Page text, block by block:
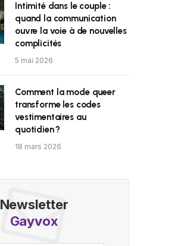
Intimité dans le couple :
quand la communication
ouvre la voie à de nouvelles
complicités
5 mai 2026
Comment la mode queer
transforme les codes
vestimentaires au
quotidien ?
18 mars 2026
Newsletter
Gayvox